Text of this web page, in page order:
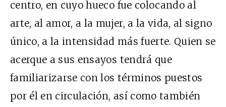
centro, en cuyo hueco fue colocando al
arte, al amor, a la mujer, a la vida, al signo
único, a la intensidad más fuerte. Quien se
acerque a sus ensayos tendrá que
familiarizarse con los términos puestos
por él en circulación, así como también